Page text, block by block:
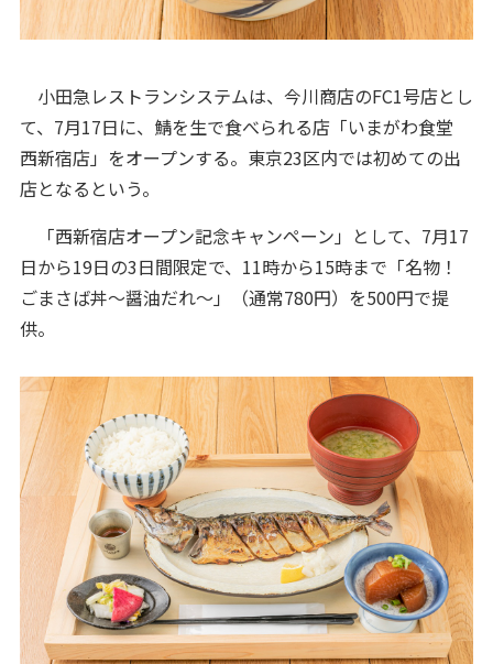
小田急レストランシステムは、今川商店のFC1号店とし
て、7月17日に、鯖を生で食べられる店「いまがわ食堂
西新宿店」をオープンする。東京23区内では初めての出
店となるという。
「西新宿店オープン記念キャンペーン」として、7月17
日から19日の3日間限定で、11時から15時まで「名物！
ごまさば丼～醤油だれ～」（通常780円）を500円で提
供。